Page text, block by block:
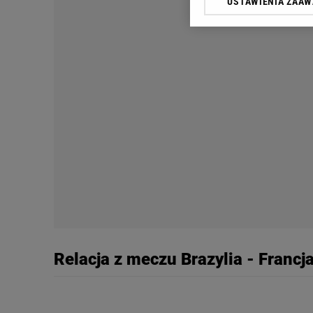
Relacja z meczu Brazylia - Francja
Klikając „Akceptuję”